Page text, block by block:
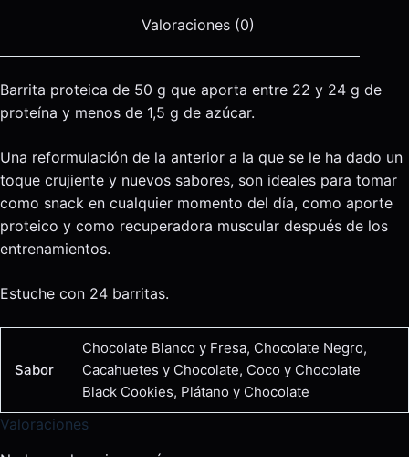
Valoraciones (0)
Barrita proteica de 50 g que aporta entre 22 y 24 g de
proteína y menos de 1,5 g de azúcar.
Una reformulación de la anterior a la que se le ha dado un
toque crujiente y nuevos sabores, son ideales para tomar
como snack en cualquier momento del día, como aporte
proteico y como recuperadora muscular después de los
entrenamientos.
Estuche con 24 barritas.
Sabor
Chocolate Blanco y Fresa, Chocolate Negro,
Cacahuetes y Chocolate, Coco y Chocolate
Black Cookies, Plátano y Chocolate
Valoraciones